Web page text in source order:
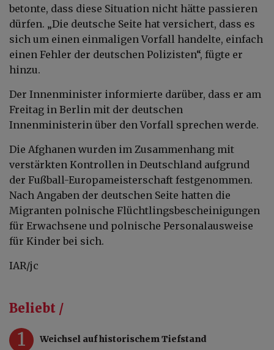
betonte, dass diese Situation nicht hätte passieren
dürfen. „Die deutsche Seite hat versichert, dass es
sich um einen einmaligen Vorfall handelte, einfach
einen Fehler der deutschen Polizisten“, fügte er
hinzu.
Der Innenminister informierte darüber, dass er am
Freitag in Berlin mit der deutschen
Innenministerin über den Vorfall sprechen werde.
Die Afghanen wurden im Zusammenhang mit
verstärkten Kontrollen in Deutschland aufgrund
der Fußball-Europameisterschaft festgenommen.
Nach Angaben der deutschen Seite hatten die
Migranten polnische Flüchtlingsbescheinigungen
für Erwachsene und polnische Personalausweise
für Kinder bei sich.
IAR/jc
Beliebt /
1 Weichsel auf historischem Tiefstand